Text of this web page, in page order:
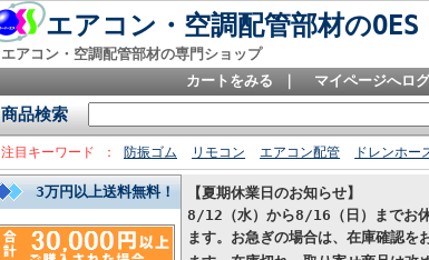
エアコン・空調配管部材のOES
エアコン・空調配管部材の専門ショップ
カートをみる
マイページへロ
商品検索
注目キーワード 防振ゴム リモコン エアコン配管 ドレンホー
3万円以上送料無料！
【夏期休業日のお知らせ】
8/12（水）から8/16（日）までお
ます。お急ぎの場合は、在庫確認